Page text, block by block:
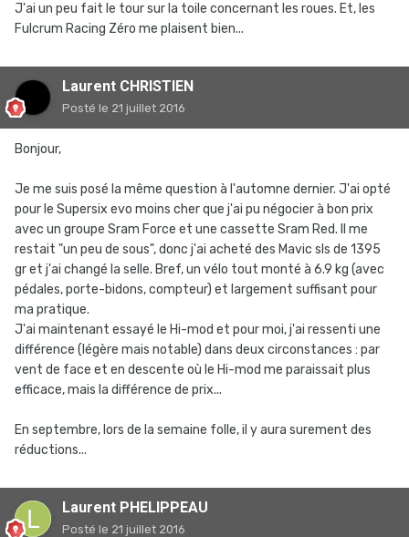
J'ai un peu fait le tour sur la toile concernant les roues. Et, les
Fulcrum Racing Zéro me plaisent bien...
Laurent CHRISTIEN
Posté le 21 juillet 2016
Bonjour,
Je me suis posé la même question à l'automne dernier. J'ai opté
pour le Supersix evo moins cher que j'ai pu négocier à bon prix
avec un groupe Sram Force et une cassette Sram Red. Il me
restait "un peu de sous", donc j'ai acheté des Mavic sls de 1395
gr et j'ai changé la selle. Bref, un vélo tout monté à 6.9 kg (avec
pédales, porte-bidons, compteur) et largement suffisant pour
ma pratique.
J'ai maintenant essayé le Hi-mod et pour moi, j'ai ressenti une
différence (légère mais notable) dans deux circonstances : par
vent de face et en descente où le Hi-mod me paraissait plus
efficace, mais la différence de prix...
En septembre, lors de la semaine folle, il y aura surement des
réductions...
Laurent PHELIPPEAU
Posté le 21 juillet 2016